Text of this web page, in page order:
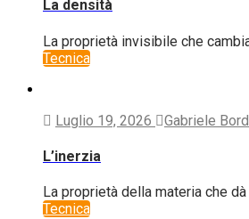
La densità
La proprietà invisibile che
Tecnica
Luglio 19, 2026 Gabriele
L’inerzia
La proprietà della materia che
Tecnica